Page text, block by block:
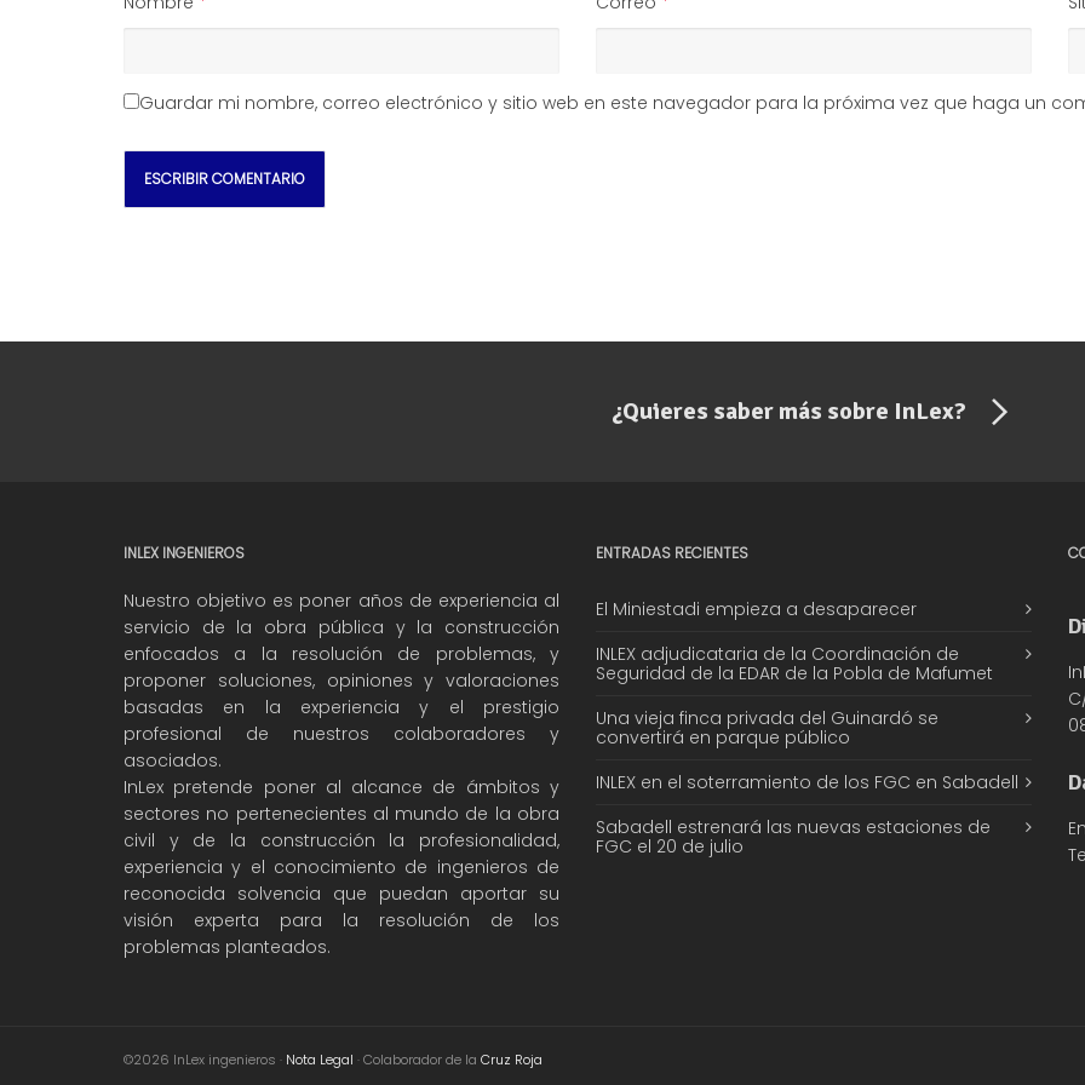
Guardar mi nombre, correo electrónico y sitio web en este navegador para la próxima vez que haga un
¿Quieres saber más sobre InLex?
INLEX INGENIEROS
Nuestro objetivo es poner años de experiencia al
servicio de la obra pública y la construcción
enfocados a la resolución de problemas, y
proponer soluciones, opiniones y valoraciones
basadas en la experiencia y el prestigio
profesional de nuestros colaboradores y
asociados.
InLex pretende poner al alcance de ámbitos y
sectores no pertenecientes al mundo de la obra
civil y de la construcción la profesionalidad,
experiencia y el conocimiento de ingenieros de
reconocida solvencia que puedan aportar su
visión experta para la resolución de los
problemas planteados.
ENTRADAS RECIENTES
El Miniestadi empieza a desaparecer
INLEX adjudicataria de la Coordinación de
Seguridad de la EDAR de la Pobla de Mafumet
Una vieja finca privada del Guinardó se
convertirá en parque público
INLEX en el soterramiento de los FGC en Sabadell
Sabadell estrenará las nuevas estaciones de
FGC el 20 de julio
©2026 InLex ingenieros · Nota Legal · Colaborador de la Cruz Roja